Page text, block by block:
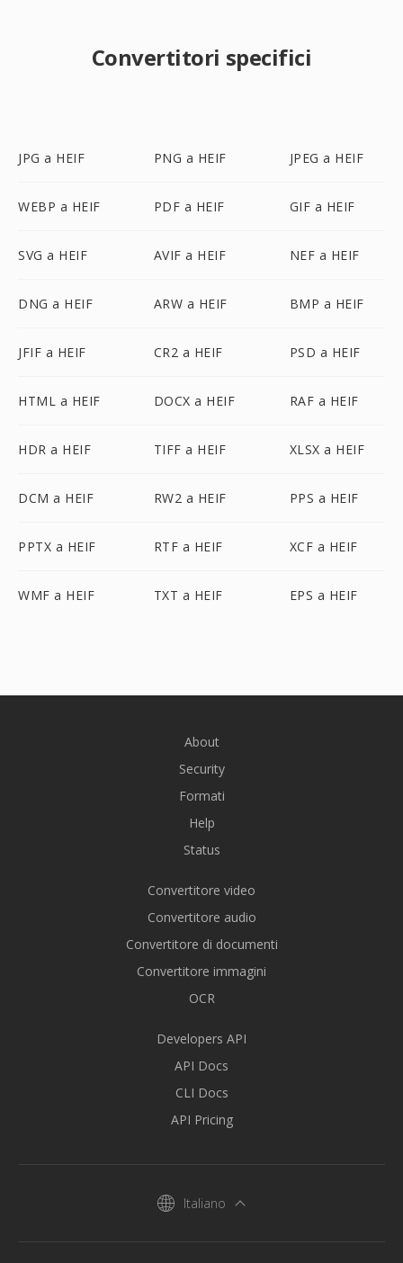
Convertitori specifici
JPG a HEIF PNG a HEIF JPEG a HEIF
WEBP a HEIF PDF a HEIF GIF a HEIF
SVG a HEIF AVIF a HEIF NEF a HEIF
DNG a HEIF ARW a HEIF BMP a HEIF
JFIF a HEIF CR2 a HEIF PSD a HEIF
HTML a HEIF DOCX a HEIF RAF a HEIF
HDR a HEIF TIFF a HEIF XLSX a HEIF
DCM a HEIF RW2 a HEIF PPS a HEIF
PPTX a HEIF RTF a HEIF XCF a HEIF
WMF a HEIF TXT a HEIF EPS a HEIF
About
Security
Formati
Help
Status
Convertitore video
Convertitore audio
Convertitore di documenti
Convertitore immagini
OCR
Developers API
API Docs
CLI Docs
API Pricing
Italiano